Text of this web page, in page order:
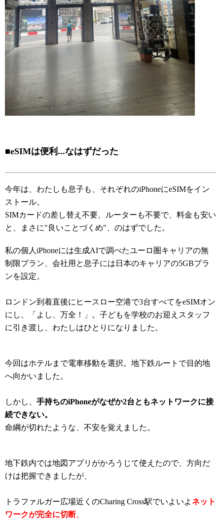
■eSIMは便利...なはずだった
今年は、わたしも息子も、それぞれのiPhoneにeSIMをイン
ストール。
SIMカードの差し替え不要、ルーターも不要で、料金も安い
と、まさに"良いことづくめ"、のはずでした。
私の個人iPhoneには生成AIで調べたユーロ圏キャリアの無
制限プラン、会社用と息子には日本のキャリアの5GBプラ
ンを設定。
ロンドン到着直後にヒースロー空港で3台すべてをeSIMオン
にし、「よし、万全！」。子どもを学校のお迎えスタッフ
に引き渡し、わたしはひとりになりました。
今回はホテルまで電車移動を選択。地下鉄ルートで目的地
へ向かいました。
しかし、 手持ちのiPhoneがなぜか2台ともネットワークに接
続できない。
命綱が切れたような、不安を覚えました。
地下鉄内では地図アプリがかろうじて使えたので、方向だ
けは把握できましたが、
トラファルガー広場近くのCharing Cross駅でいよいよネット
ワークが完全に切断。